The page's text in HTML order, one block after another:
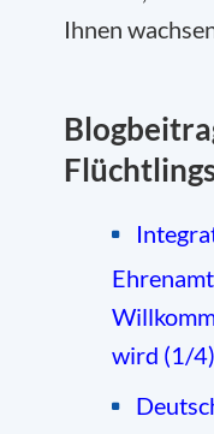
Ihnen
wird (1/4)